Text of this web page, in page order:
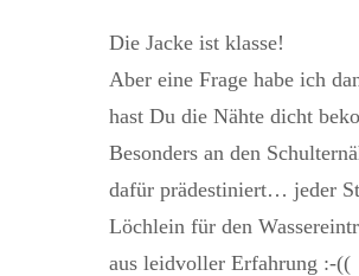
Die Jacke ist klasse!
Aber eine Frage habe ich
hast Du die Nähte dicht
Besonders an den
dafür prädestiniert… jeder
Löchlein für den
aus leidvoller Erfahrung :-((